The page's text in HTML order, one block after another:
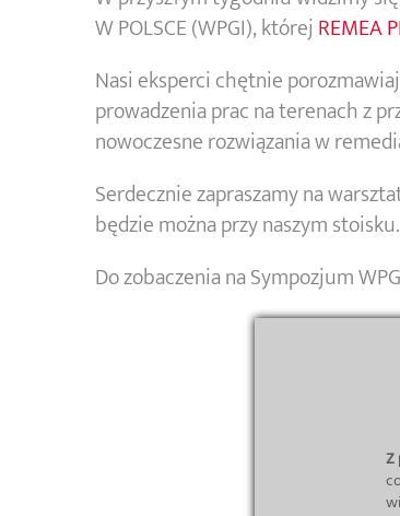
W POLSCE (WPGI), której REMEA
Nasi eksperci chętnie
prowadzenia prac na terenach z
nowoczesne rozwiązania w
Serdecznie zapraszamy na
będzie można przy naszym stoisku.
Do zobaczenia na Sympozjum
Z